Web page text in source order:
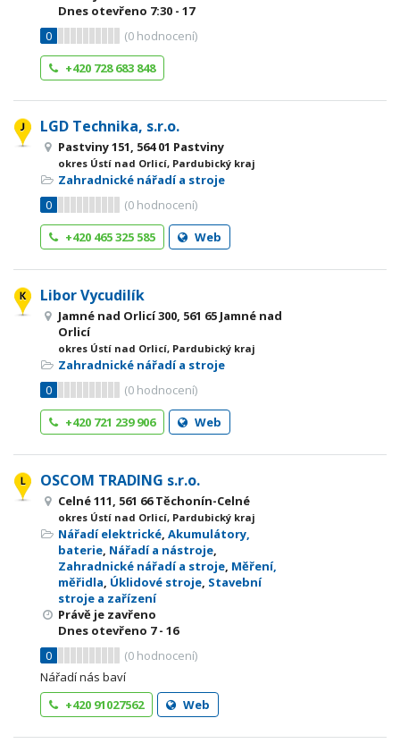
Dnes otevřeno 7:30 - 17
0
(0 hodnocení)
+420 728 683 848
LGD Technika, s.r.o.
Pastviny 151, 564 01 Pastviny
okres Ústí nad Orlicí, Pardubický kraj
Zahradnické nářadí a stroje
0
(0 hodnocení)
+420 465 325 585
Web
Libor Vycudilík
Jamné nad Orlicí 300, 561 65 Jamné nad
Orlicí
okres Ústí nad Orlicí, Pardubický kraj
Zahradnické nářadí a stroje
0
(0 hodnocení)
+420 721 239 906
Web
OSCOM TRADING s.r.o.
Celné 111, 561 66 Těchonín-Celné
okres Ústí nad Orlicí, Pardubický kraj
Nářadí elektrické, Akumulátory,
baterie, Nářadí a nástroje,
Zahradnické nářadí a stroje, Měření,
měřidla, Úklidové stroje, Stavební
stroje a zařízení
Právě je zavřeno
Dnes otevřeno 7 - 16
0
(0 hodnocení)
Nářadí nás baví
+420 91027562
Web